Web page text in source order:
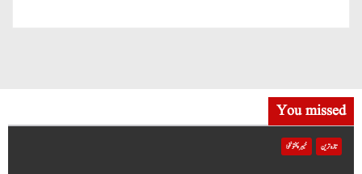
You missed
تازہ ترین خیبر پختونخوا